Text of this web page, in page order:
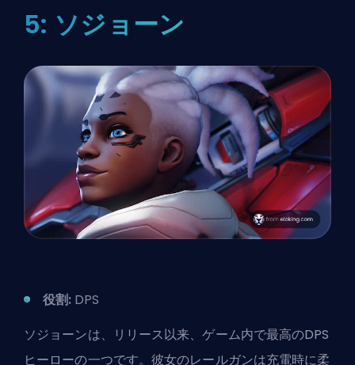
5: ソジョーン
役割: DPS
ソジョーンは、リリース以来、ゲーム内で最高のDPS
ヒーローの一つです。彼女のレールガンは充電時に柔